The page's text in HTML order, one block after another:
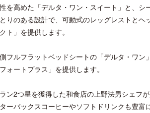
を高めた「デルタ・ワン・スイート」と、
りのある設計で、可動式のレッグレストとヘ
ト」を提供します。
フルフラットベッドシートの「デルタ・ワ
ォートプラス」を提供します。
ン2つ星を獲得した和食店の上野法男シェフ
ーバックスコーヒーやソフトドリンクも豊